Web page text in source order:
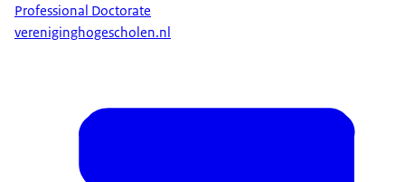
Professional Doctorate
vereniginghogescholen.nl